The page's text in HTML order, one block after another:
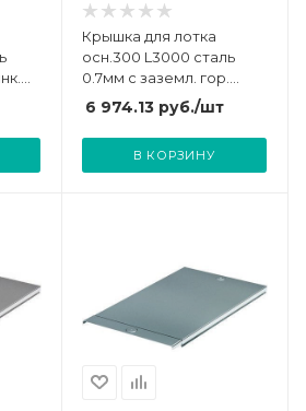
Крышка для лотка
осн.300 L3000 сталь
0.7мм с заземл. гор.
оцинк. DKC 35525HDZ
6 974.13руб./шт
В КОРЗИНУ